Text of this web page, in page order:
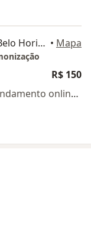
Avenida Cristóvão Colombo 519, Belo Horizonte • Mapa
R$ 150
Esse especialista não oferece agendamento online para esse endereço.